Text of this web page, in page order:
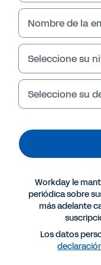
INFORME
Informe de
Nombre de la
Seleccione su
Seleccione su
Workday le
periódica sobre
más adelante
Los datos